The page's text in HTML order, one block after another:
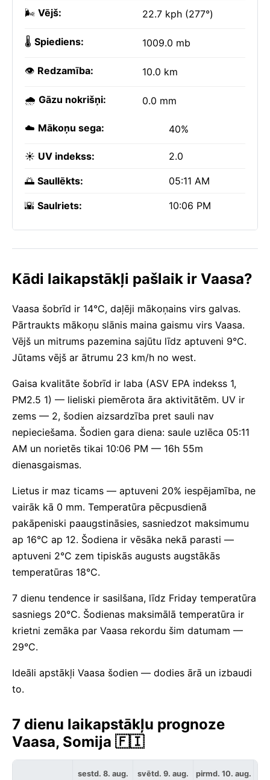
🌬️ Vējš: 22.7 kph (277°)
🌡️ Spiediens: 1009.0 mb
👁️ Redzamība: 10.0 km
🌧️ Gāzu nokrišņi: 0.0 mm
☁️ Mākoņu sega: 40%
☀️ UV indekss: 2.0
🌅 Saullēkts: 05:11 AM
🌇 Saulriets: 10:06 PM
Kādi laikapstākļi pašlaik ir Vaasa?
Vaasa šobrīd ir 14°C, daļēji mākoņains virs galvas.
Pārtraukts mākoņu slānis maina gaismu virs Vaasa.
Vējš un mitrums pazemina sajūtu līdz aptuveni 9°C.
Jūtams vējš ar ātrumu 23 km/h no west.
Gaisa kvalitāte šobrīd ir laba (ASV EPA indekss 1,
PM2.5 1) — lieliski piemērota āra aktivitātēm. UV ir
zems — 2, šodien aizsardzība pret sauli nav
nepieciešama. Šodien gara diena: saule uzlēca 05:11
AM un norietēs tikai 10:06 PM — 16h 55m
dienasgaismas.
Lietus ir maz ticams — aptuveni 20% iespējamība, ne
vairāk kā 0 mm. Temperatūra pēcpusdienā
pakāpeniski paaugstināsies, sasniedzot maksimumu
ap 16°C ap 12. Šodiena ir vēsāka nekā parasti —
aptuveni 2°C zem tipiskās augusts augstākās
temperatūras 18°C.
7 dienu tendence ir sasilšana, līdz Friday temperatūra
sasniegs 20°C. Šodienas maksimālā temperatūra ir
krietni zemāka par Vaasa rekordu šim datumam —
29°C.
Ideāli apstākļi Vaasa šodien — dodies ārā un izbaudi
to.
7 dienu laikapstākļu prognoze
Vaasa, Somija 🇫🇮
sestd. 8. aug. svētd. 9. aug. pirmd. 10. aug.